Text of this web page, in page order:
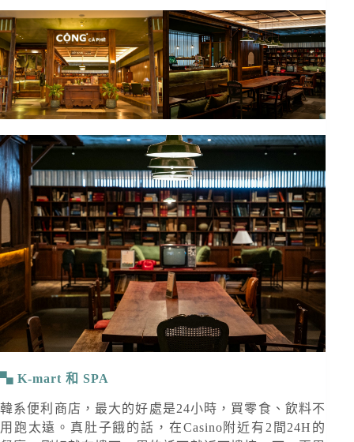
K-mart 和 SPA
韓系便利商店，最大的好處是24小時，買零食、飲料不
用跑太遠。真肚子餓的話，在Casino附近有2間24H的